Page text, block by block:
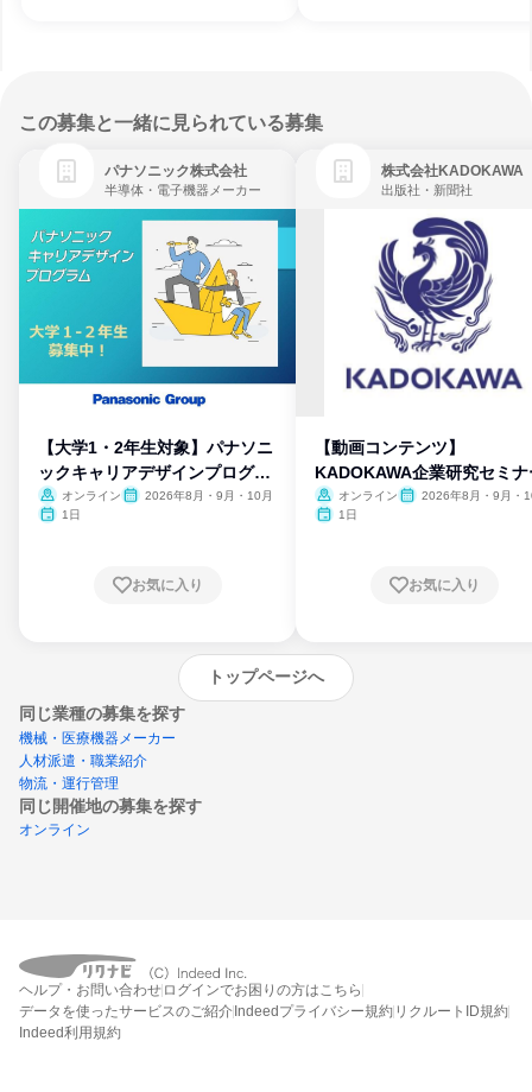
この募集と一緒に見られている募集
パナソニック株式会社
半導体・電子機器メーカー
【大学1・2年生対象】パナソニ
ックキャリアデザインプログラ
ム
オンライン
2026年8月・9月・10月
1日
お気に入り
株式会社KADOKAWA
出版社・新聞社
【動画コンテンツ】
KADOKAWA企業研究セミナ
オンライン
2026年8月・9月・
1日
お気に入り
トップページへ
同じ業種の募集を探す
機械・医療機器メーカー
人材派遣・職業紹介
物流・運行管理
同じ開催地の募集を探す
オンライン
締切：なし
ヘルプ・お問い合わせ ログインでお困りの方はこちら
データを使ったサービスのご紹介 Indeedプライバシー規約 リクルートID規約
Indeed利用規約